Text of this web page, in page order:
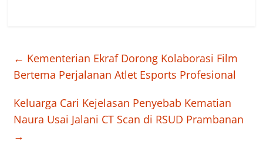
← Kementerian Ekraf Dorong Kolaborasi Film
Bertema Perjalanan Atlet Esports Profesional
Keluarga Cari Kejelasan Penyebab Kematian
Naura Usai Jalani CT Scan di RSUD Prambanan
→